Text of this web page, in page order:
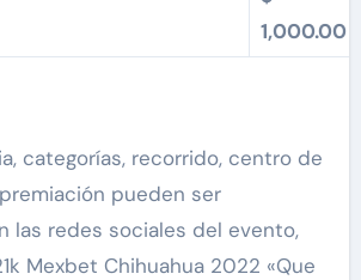
1,000.00
categorías, recorrido, centro de
pueden ser
las redes sociales del evento,
Mexbet Chihuahua 2022 «Que